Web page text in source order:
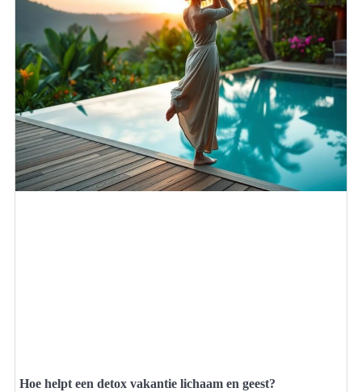
Hoe helpt een detox vakantie lichaam en geest?